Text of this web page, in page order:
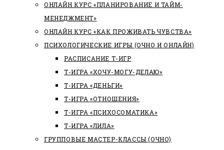
ОНЛАЙН КУРС «ПЛАНИРОВАНИЕ И ТАЙМ-
МЕНЕДЖМЕНТ»
ОНЛАЙН КУРС «КАК ПРОЖИВАТЬ ЧУВСТВА»
ПСИХОЛОГИЧЕСКИЕ ИГРЫ (ОЧНО И ОНЛАЙН)
РАСПИСАНИЕ Т-ИГР
Т-ИГРА «ХОЧУ-МОГУ-ДЕЛАЮ»
Т-ИГРА «ДЕНЬГИ»
Т-ИГРА «ОТНОШЕНИЯ»
Т-ИГРА «ПСИХОСОМАТИКА»
Т-ИГРА «ЛИЛА»
ГРУППОВЫЕ МАСТЕР-КЛАССЫ (ОЧНО)